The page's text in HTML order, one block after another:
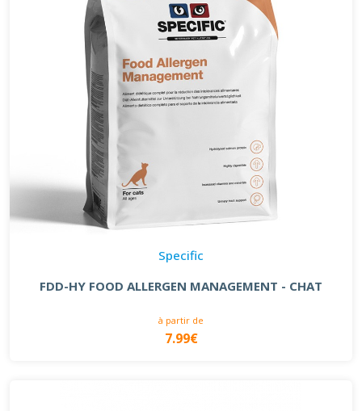
Specific
FDD-HY FOOD ALLERGEN MANAGEMENT - CHAT
à partir de
7.99€